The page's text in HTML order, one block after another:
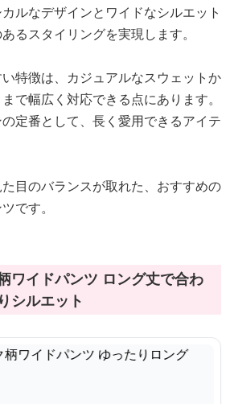
ルなデザインとワイドなシルエット
るスタイリングを実現します。
特徴は、カジュアルなスウェットか
で幅広く対応できる点にあります。
定番として、長く愛用できるアイテ
目のバランスが取れた、おすすめの
です。
ワイドパンツ ロング丈で合わ
シルエット